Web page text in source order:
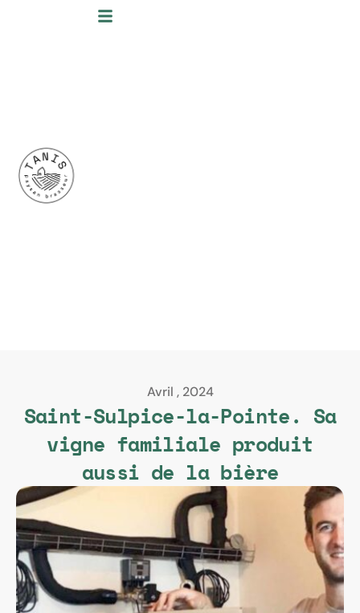
Avril , 2024
Saint-Sulpice-la-Pointe. Sa
vigne familiale produit
aussi de la bière